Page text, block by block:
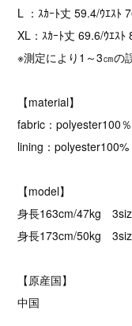
L ：ｽｶｰﾄ丈 59.4/ｳｴｽﾄ
XL：ｽｶｰﾄ丈 69.6/ｳｴｽﾄ
※測定により1～3㎝の
【material】
fabric：polyester100％
lining：polyester100%
【model】
身長163cm/47kg
身長173cm/50kg
【原産国】
中国